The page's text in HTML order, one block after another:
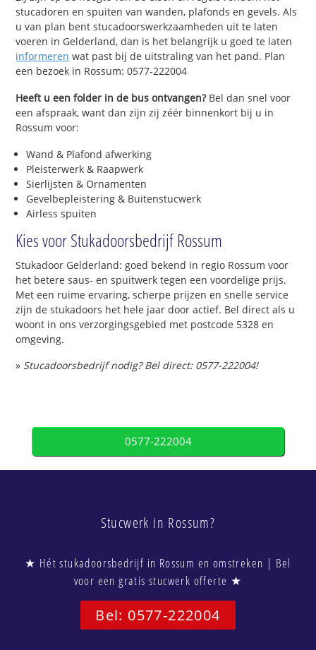
stucadoren en spuiten van wanden, plafonds en gevels. Als
u van plan bent stucadoorswerkzaamheden uit te laten
voeren in Gelderland, dan is het belangrijk u goed te laten
informeren wat past bij de uitstraling van het pand. Plan
een bezoek in Rossum: 0577-222004
Heeft u een folder in de bus ontvangen?Bel dan snel voor
een afspraak, want dan zijn zij zéér binnenkort bij u in
Rossum voor:
Wand & Plafond afwerking
Pleisterwerk & Raapwerk
Sierlijsten & Ornamenten
Gevelbepleistering & Buitenstucwerk
Airless spuiten
Kies voor Stukadoorsbedrijf Rossum
Stukadoor Gelderland: goed bekend in regio Rossum voor
het betere saus- en spuitwerk tegen een voordelige prijs.
Met een ruime ervaring, scherpe prijzen en snelle service
zijn de stukadoors het hele jaar door actief. Bel direct als u
woont in ons verzorgingsgebied met postcode 5328 en
omgeving.
» Stucadoorsbedrijf nodig? Bel direct: 0577-222004!
0577-222004
Stucwerk in Rossum?
★ Hét stukadoorsbedrijf in Rossum en omstreken | Bel
voor een gratis stucwerk offerte ★
Bel: 0577-222004